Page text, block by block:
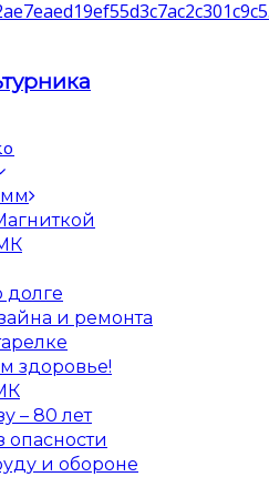
долге
и ремонта
здоровье!
– 80 лет
опасности
и обороне